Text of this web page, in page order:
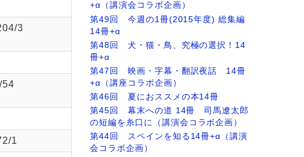
3
54
1
+α（講演会コラボ企画）
第49回 今週の1冊(2015年度) 総集編
14冊+α
第48回 犬・猫・鳥、究極の選択！14
冊+α
第47回 映画・字幕・翻訳夜話 14冊
+α（講座コラボ企画）
第46回 夏におススメの本14冊
第45回 幕末への道 14冊 司馬遼太郎
の短編を糸口に（講演会コラボ企画）
第44回 スペインを知る14冊+α（講演
会コラボ企画）